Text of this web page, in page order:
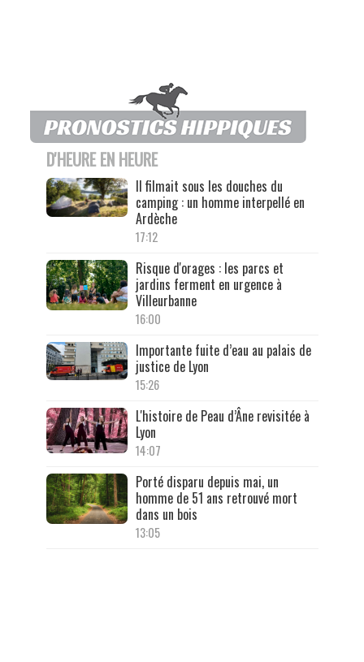
D'HEURE EN HEURE
Il filmait sous les douches du
camping : un homme interpellé en
Ardèche
17:12
Risque d'orages : les parcs et
jardins ferment en urgence à
Villeurbanne
16:00
Importante fuite d’eau au palais de
justice de Lyon
15:26
L'histoire de Peau d’Âne revisitée à
Lyon
14:07
Porté disparu depuis mai, un
homme de 51 ans retrouvé mort
dans un bois
13:05